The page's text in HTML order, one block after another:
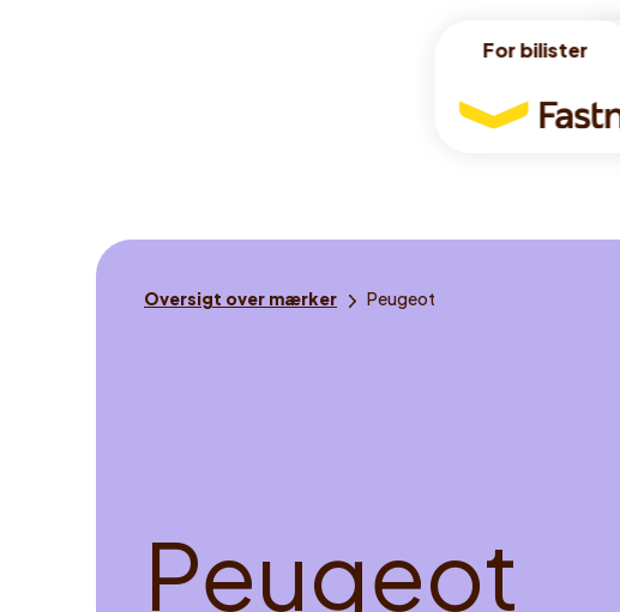
For bilister
For bilister
For
Du
Oversigt over mærker Peugeot
Peugeot